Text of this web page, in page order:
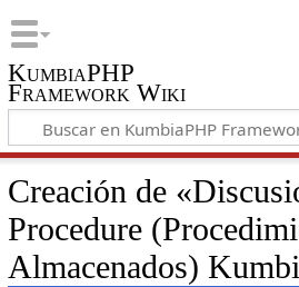
KumbiaPHP
Framework Wiki
Creación de
Procedure
Almacenados)